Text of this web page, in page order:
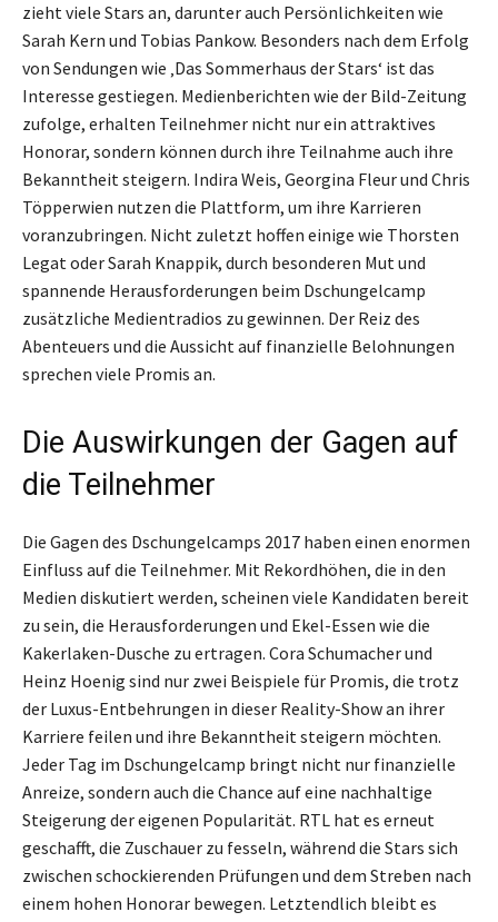
zieht viele Stars an, darunter auch Persönlichkeiten wie
Sarah Kern und Tobias Pankow. Besonders nach dem Erfolg
von Sendungen wie ‚Das Sommerhaus der Stars‘ ist das
Interesse gestiegen. Medienberichten wie der Bild-Zeitung
zufolge, erhalten Teilnehmer nicht nur ein attraktives
Honorar, sondern können durch ihre Teilnahme auch ihre
Bekanntheit steigern. Indira Weis, Georgina Fleur und Chris
Töpperwien nutzen die Plattform, um ihre Karrieren
voranzubringen. Nicht zuletzt hoffen einige wie Thorsten
Legat oder Sarah Knappik, durch besonderen Mut und
spannende Herausforderungen beim Dschungelcamp
zusätzliche Medientradios zu gewinnen. Der Reiz des
Abenteuers und die Aussicht auf finanzielle Belohnungen
sprechen viele Promis an.
Die Auswirkungen der Gagen auf
die Teilnehmer
Die Gagen des Dschungelcamps 2017 haben einen enormen
Einfluss auf die Teilnehmer. Mit Rekordhöhen, die in den
Medien diskutiert werden, scheinen viele Kandidaten bereit
zu sein, die Herausforderungen und Ekel-Essen wie die
Kakerlaken-Dusche zu ertragen. Cora Schumacher und
Heinz Hoenig sind nur zwei Beispiele für Promis, die trotz
der Luxus-Entbehrungen in dieser Reality-Show an ihrer
Karriere feilen und ihre Bekanntheit steigern möchten.
Jeder Tag im Dschungelcamp bringt nicht nur finanzielle
Anreize, sondern auch die Chance auf eine nachhaltige
Steigerung der eigenen Popularität. RTL hat es erneut
geschafft, die Zuschauer zu fesseln, während die Stars sich
zwischen schockierenden Prüfungen und dem Streben nach
einem hohen Honorar bewegen. Letztendlich bleibt es